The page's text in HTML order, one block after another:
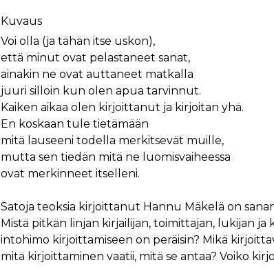
Kuvaus
Voi olla (ja tähän itse uskon),
että minut ovat pelastaneet sanat,
ainakin ne ovat auttaneet matkalla
juuri silloin kun olen apua tarvinnut.
Kaiken aikaa olen kirjoittanut ja kirjoitan yhä.
En koskaan tule tietämään
mitä lauseeni todella merkitsevät muille,
mutta sen tiedän mitä ne luomisvaiheessa
ovat merkinneet itselleni.
Satoja teoksia kirjoittanut Hannu Mäkelä on
Mistä pitkän linjan kirjailijan, toimittajan, lukijan ja
intohimo kirjoittamiseen on peräisin? Mikä
mitä kirjoittaminen vaatii, mitä se antaa? Voiko